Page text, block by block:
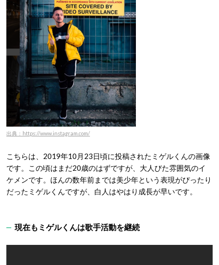
出典：https://www.instagram.com/
こちらは、2019年10月23日頃に投稿されたミゲルくんの画像
です。この頃はまだ20歳のはずですが、大人びた雰囲気のイ
ケメンです。ほんの数年前までは美少年という表現がぴったり
だったミゲルくんですが、白人はやはり成長が早いです。
現在もミゲルくんは歌手活動を継続